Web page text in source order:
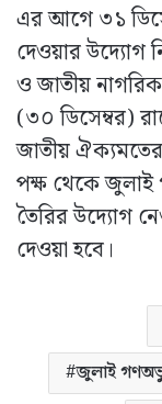
এর আগে ৩১
দেওয়ার উদ্যোগ
ও জাতীয়
(৩০ ডিসেম্বর)
জাতীয় ঐক্যমতের
পক্ষ থেকে জুলাই
তৈরির উদ্যোগ
দেওয়া হবে।
জুলাই